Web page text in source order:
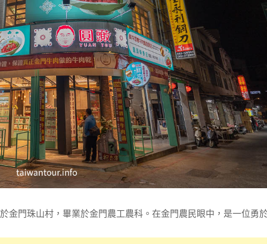
門珠山村，畢業於金門農工農科。在金門農民眼中，是一位勇